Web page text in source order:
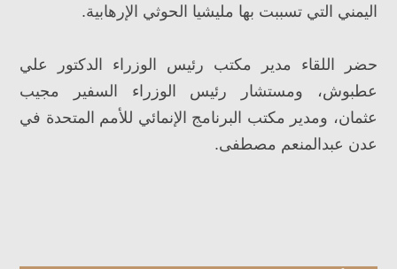
اليمني التي تسببت بها مليشيا الحوثي الإرهابية.
حضر اللقاء مدير مكتب رئيس الوزراء الدكتور علي
عطبوش، ومستشار رئيس الوزراء السفير مجيب
عثمان، ومدير مكتب البرنامج الإنمائي للأمم المتحدة في
عدن عبدالمنعم مصطفى.